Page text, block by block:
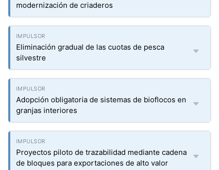
modernización de criaderos
Eliminación gradual de las cuotas de pesca
silvestre
Adopción obligatoria de sistemas de bioflocos en
granjas interiores
Proyectos piloto de trazabilidad mediante cadena
de bloques para exportaciones de alto valor